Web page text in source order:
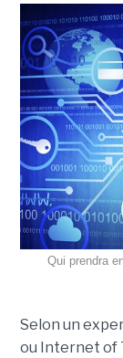
Qui prendra
Selon un
ou Internet of